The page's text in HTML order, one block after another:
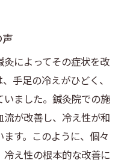
によってその症状を改
手足の冷えがひどく、
ました。鍼灸院での施
が改善し、冷え性が和
す。このように、個々
え性の根本的な改善に